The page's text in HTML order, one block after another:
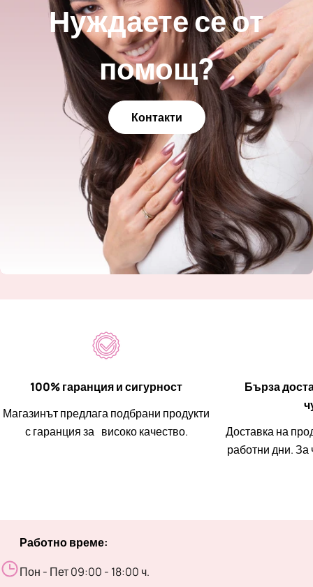
Нуждаете се от
помощ?
Контакти
100% гаранция и сигурност
Магазинът предлага подбрани продукти
с гаранция за високо качество.
Бърза
Доставка на
работни дни. За
Работно време:
Пон - Пет 09:00 - 18:00 ч.